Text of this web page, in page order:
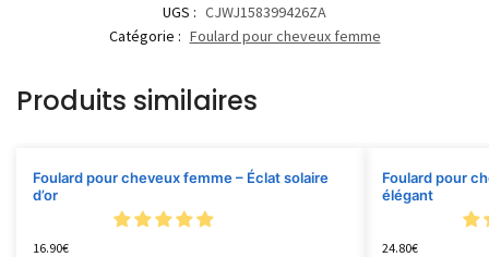
UGS : CJWJ158399426ZA
Catégorie : Foulard pour cheveux femme
Produits similaires
Foulard pour cheveux femme – Éclat solaire
d’or
16.90€
Foulard pour
élégant
24.80€